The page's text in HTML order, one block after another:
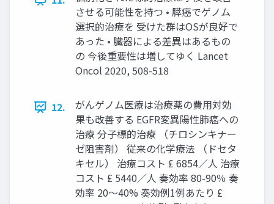
させる可能性を持つ • 膵癌でゲノム
選択的治療を 受けた群はOSが良好で
あった • 臓器による差異はあるもの
の 今後重要性は増してゆく Lancet
Oncol 2020, 508-518
12.
がんゲノム医療は治療薬の費⽤対効
果も改善する EGFR変異陽性肺癌への
治療 分⼦標的治療 （チロシンキナー
ゼ阻害剤） 従来の化学療法 （ドセタ
キセル） 治療コスト £ 6854／⼈ 治療
コスト £ 5440／⼈ 奏効率 80-90％ 奏
効率 20〜40% 奏効例1例あたり £